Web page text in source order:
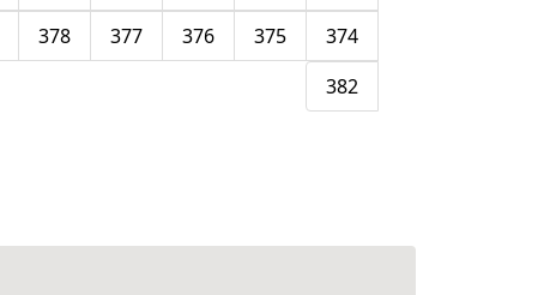
374
375
376
377
378
382